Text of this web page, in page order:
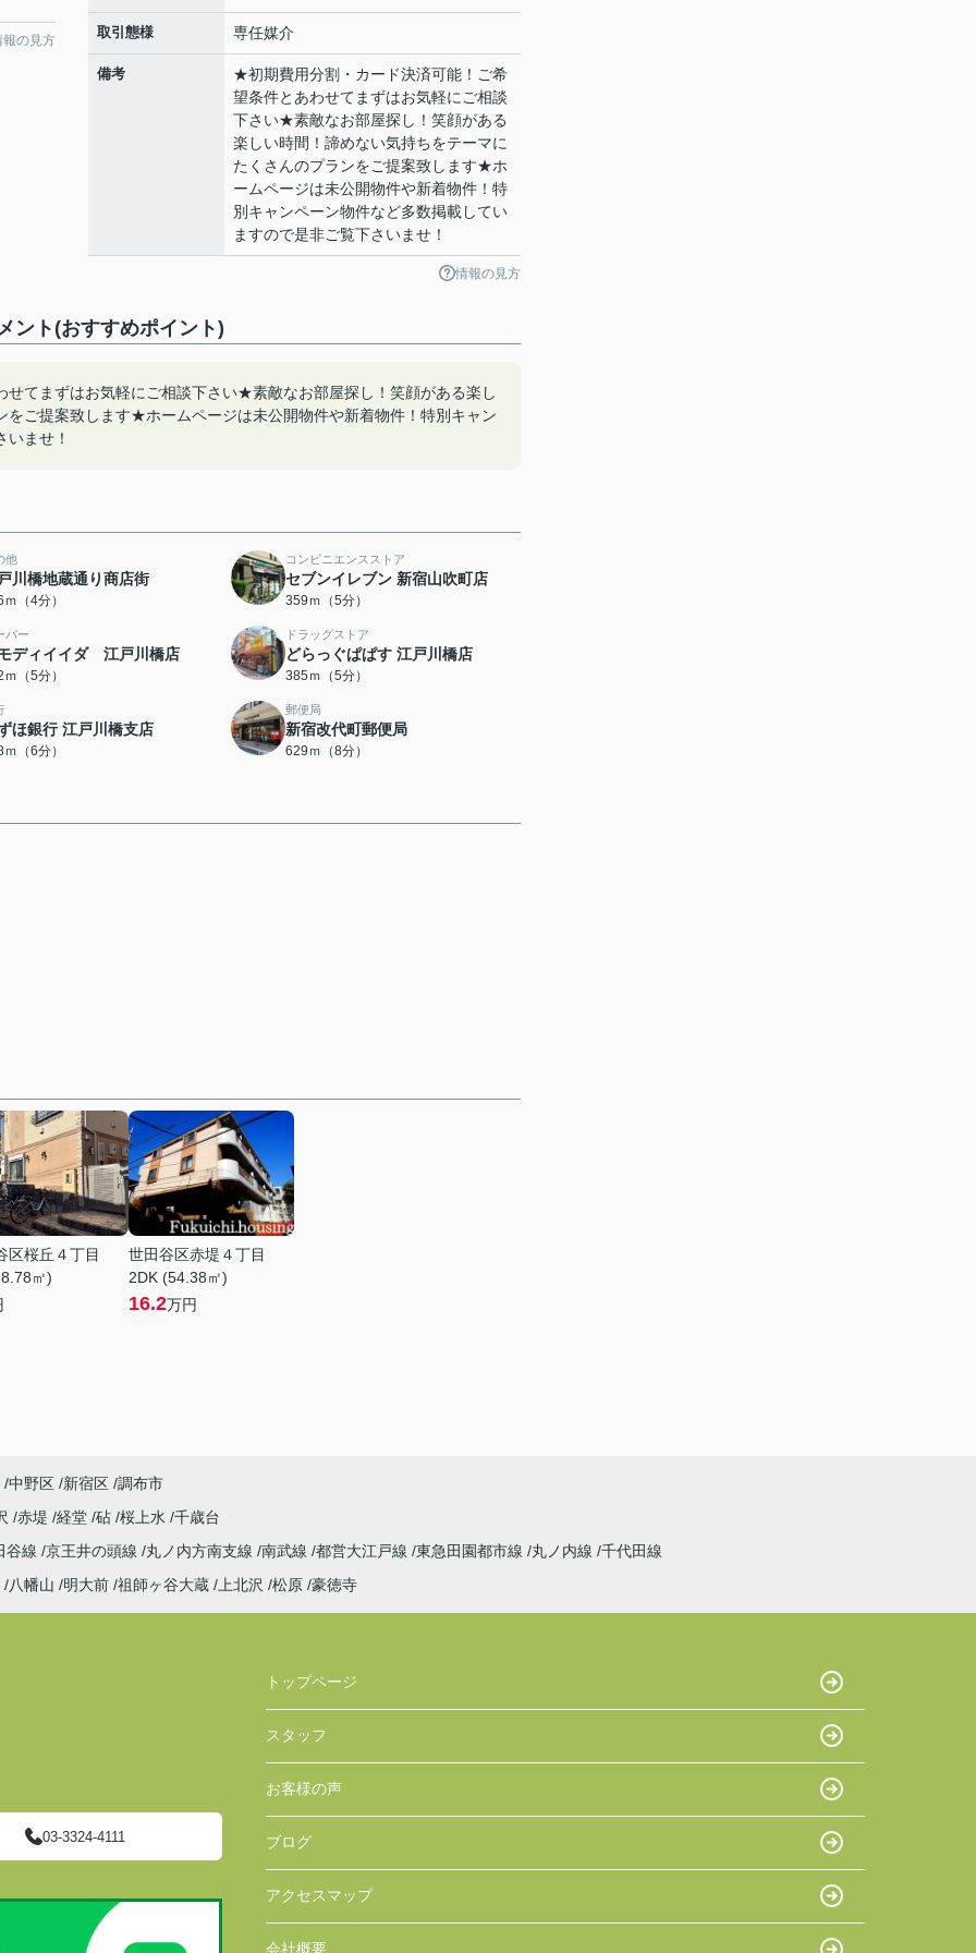
報の見方 取引態様 専任媒介
備考
★初期費用分割・カード決済可能！ご希
望条件とあわせてまずはお気軽にご相談
下さい★素敵なお部屋探し！笑顔がある
楽しい時間！諦めない気持ちをテーマに
たくさんのプランをご提案致します★ホ
ームページは未公開物件や新着物件！特
別キャンペーン物件など多数掲載してい
ますので是非ご覧下さいませ！
情報の見方
ント(おすすめポイント)
てまずはお気軽にご相談下さい★素敵なお部屋探し！笑顔がある楽し
ご提案致します★ホームページは未公開物件や新着物件！特別キャン
ませ！
他
川橋地蔵通り商店街
（4分）
コンビニエンスストア
セブンイレブン 新宿山吹町店
359ｍ（5分）
パー
ディイイダ 江戸川橋店
（5分）
ドラッグストア
どらっぐぱぱす 江戸川橋店
385ｍ（5分）
ほ銀行 江戸川橋支店
（6分）
郵便局
新宿改代町郵便局
629ｍ（8分）
区桜丘４丁目
㎡)
世田谷区赤堤４丁目
2DK (54.38㎡)
16.2万円
中野区 新宿区 調布市
赤堤 経堂 砧 桜上水 千歳台
谷線 京王井の頭線 丸ノ内方南支線 南武線 都営大江戸線 東急田園都市線 丸ノ内線 千代田線
八幡山
明大前 祖師ヶ谷大蔵 上北沢 松原 豪徳寺
03-3324-4111
トップページ
スタッフ
お客様の声
ブログ
アクセスマップ
会社概要